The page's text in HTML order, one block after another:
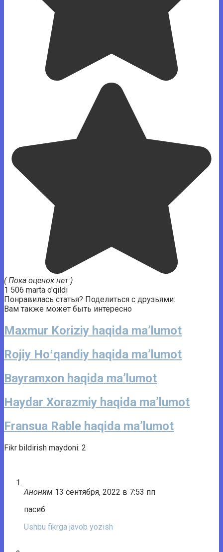
( Пока оценок нет )
1 506 marta o'qildi
Понравилась статья? Поделиться с друзьями:
Вам также может быть интересно
Maxmur Koriziy haqida ma’lumot
Rojiy Hoʻqandiy haqida ma’lumot
Bayramxon haqida ma’lumot
Haydar Xorazmiy haqida ma’lumot
Fransua Rable haqida ma’lumot
Fikr bildirish maydoni: 2
Аноним 13 сентября, 2022 в 7:53 пп
пасиб
Ushbu fikrga javob yozish